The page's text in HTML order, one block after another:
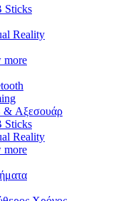
Sticks
Reality
more
& Αξεσουάρ
Sticks
Reality
more